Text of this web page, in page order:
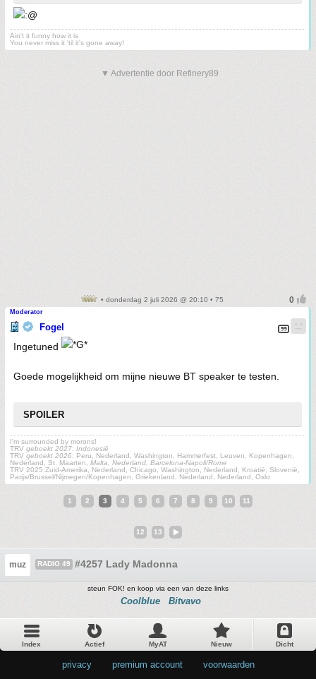
Ain't it funny how it is
You never miss it 'til it's gone away!
▼ Advertentie door Refinery89
• donderdag 2 juli 2026 @ 20:10 • 75
Moderator
Fogel
Ingetuned
Goede mogelijkheid om mijne nieuwe BT speaker te testen.
SPOILER
I'm surrounded by morons!
TRV geboekt 2027: Indonesië
TRV geboekt 2026: Peru, Nederland, Washington, Hammerfest, Leuven, Kopenhagen,
Nederland, St. Maarten, Malta, Nederland, Barcelona-Napoli/Rome
TRV 2025:Zuid-Amerika, Nederland, Chicago, Washington, Nederland, Kroatië, Slovenië,
Parijs/Brussel/Nijmegen/Kopenhagen, Griekenland, Nederland, Nederland, Oslo
1 2 3 4 5 6 7 8 9 10 11
12 13
muz RADIO 49 #4257 Lady Madonna
steun FOK! en koop via een van deze links
Coolblue Bitvavo
Index Actief MyAT Nieuw Dicht
privacy premium account voorwaarden